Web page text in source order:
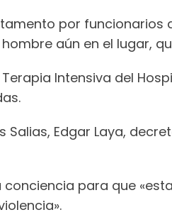
por funcionarios
aún en el lugar,
Intensiva del
Salias, Edgar Laya,
para que